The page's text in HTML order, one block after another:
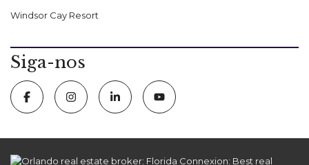
Windsor Cay Resort
Siga-nos